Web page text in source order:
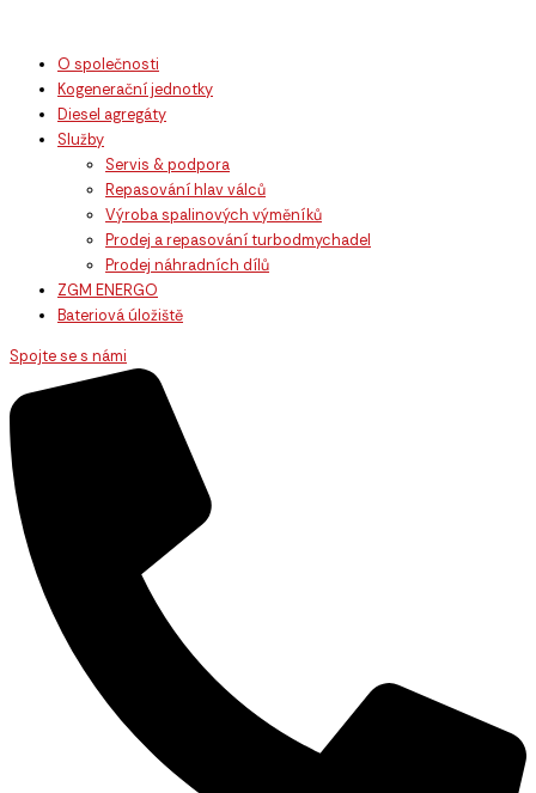
O společnosti
Kogenerační jednotky
Diesel agregáty
Služby
Servis & podpora
Repasování hlav válců
Výroba spalinových výměníků
Prodej a repasování turbodmychadel
Prodej náhradních dílů
ZGM ENERGO
Bateriová úložiště
Spojte se s námi